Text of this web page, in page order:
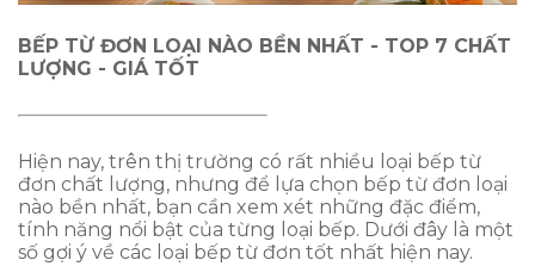
BẾP TỪ ĐƠN LOẠI NÀO BỀN NHẤT - TOP 7 CHẤT
LƯỢNG - GIÁ TỐT
Hiện nay, trên thị trường có rất nhiều loại bếp từ
đơn chất lượng, nhưng để lựa chọn bếp từ đơn loại
nào bền nhất, bạn cần xem xét những đặc điểm,
tính năng nổi bật của từng loại bếp. Dưới đây là một
số gợi ý về các loại bếp từ đơn tốt nhất hiện nay.